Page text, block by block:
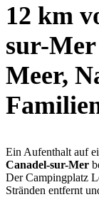
12 km
sur-
Meer,
Ein Aufenthalt auf
Canadel-sur-Mer
Der Campingplatz
Stränden entfernt